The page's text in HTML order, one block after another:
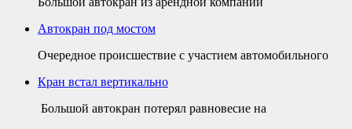
Автокран под мостом
Очередное происшествие с участием автомобильного
Кран встал вертикально
Большой автокран потерял равновесие на